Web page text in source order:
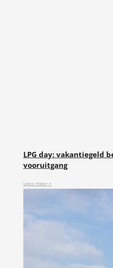
LPG day: vakantiegeld
vooruitgang
Lees meer »